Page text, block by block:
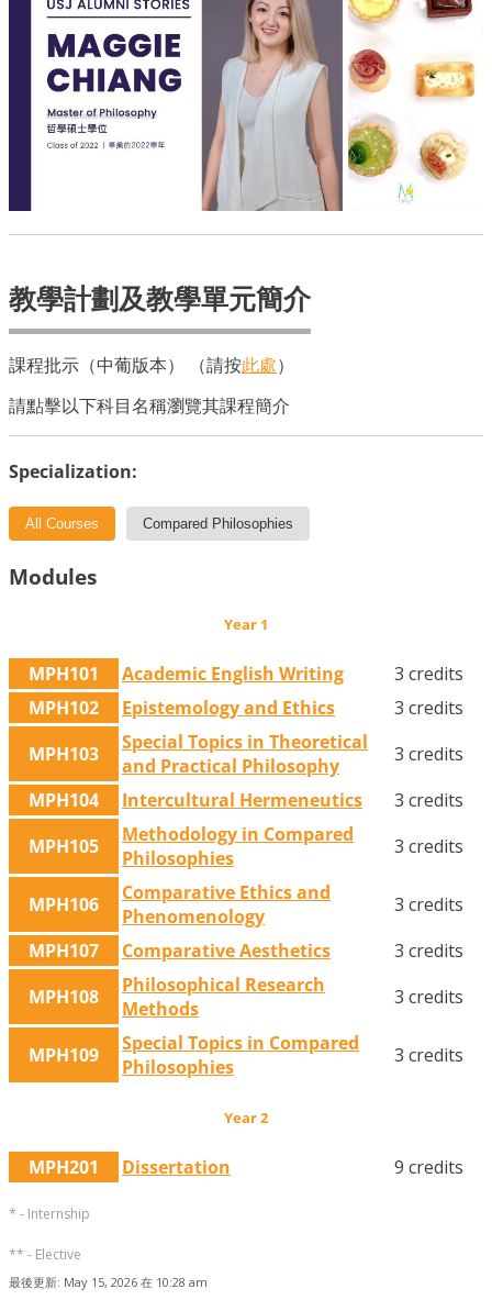
教學計劃及教學單元簡介
課程批示（中葡版本） （請按此處）
請點擊以下科目名稱瀏覽其課程簡介
Specialization:
All Courses Compared Philosophies
Modules
Year 1
MPH101 Academic English Writing
3 credits
MPH102
Epistemology and Ethics
3 credits
MPH103
Special Topics in Theoretical
and Practical Philosophy
3 credits
MPH104
Intercultural Hermeneutics
3 credits
MPH105
Methodology in Compared
Philosophies
3 credits
MPH106
Comparative Ethics and
Phenomenology
3 credits
MPH107
Comparative Aesthetics
3 credits
MPH108
Philosophical Research
Methods
3 credits
MPH109
Special Topics in Compared
Philosophies
3 credits
Year 2
MPH201 Dissertation 9 credits
* - Internship
** - Elective
最後更新: May 15, 2026 在 10:28 am